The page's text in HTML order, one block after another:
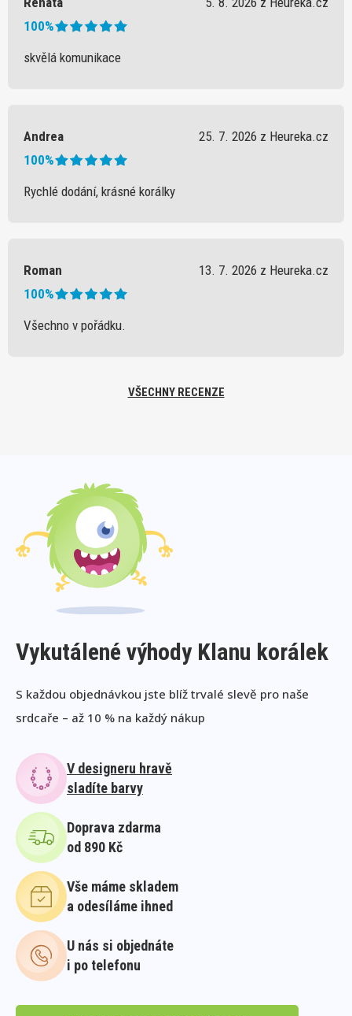
100%
skvělá komunikace
Andrea
25. 7. 2026 z Heureka.cz
100%
Rychlé dodání, krásné korálky
Roman
13. 7. 2026 z Heureka.cz
100%
Všechno v pořádku.
VŠECHNY RECENZE
Vykutálené výhody Klanu korálek
S každou objednávkou jste blíž trvalé slevě pro naše
srdcaře – až 10 % na každý nákup
V designeru hravě
sladíte barvy
Doprava zdarma
od 890 Kč
Vše máme skladem
a odesíláme ihned
U nás si objednáte
i po telefonu